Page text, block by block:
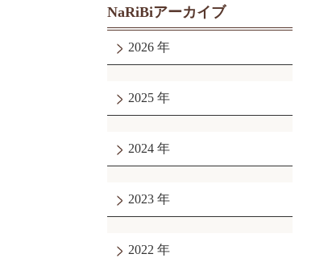
NaRiBiアーカイブ
2026
2025
2024
2023
2022